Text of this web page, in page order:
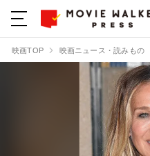
映画TOP 映画ニュース・読みもの